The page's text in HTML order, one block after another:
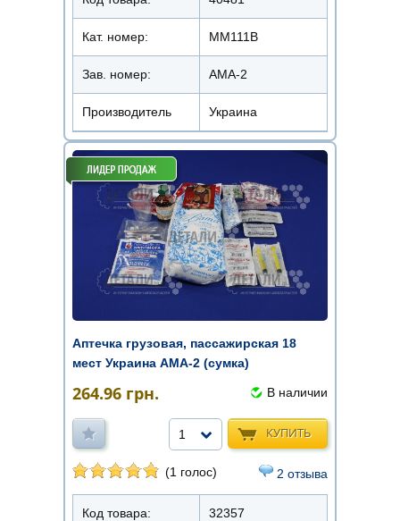
Кат. номер: ММ111В
Зав. номер: АМА-2
Производитель Украина
Аптечка грузовая, пассажирская 18
мест Украина АМА-2 (сумка)
264.96 грн. В наличии
КУПИТЬ
1
(1 голос) 2 отзыва
Код товара: 32357